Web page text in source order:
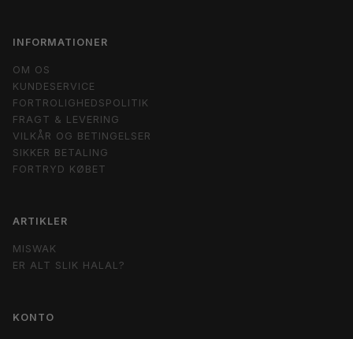
INFORMATIONER
OM OS
KUNDESERVICE
FORTROLIGHEDSPOLITIK
FRAGT & LEVERING
VILKÅR OG BETINGELSER
SIKKER BETALING
FORTRYD KØBET
ARTIKLER
MISWAK
ER ALT SLIK HALAL?
KONTO